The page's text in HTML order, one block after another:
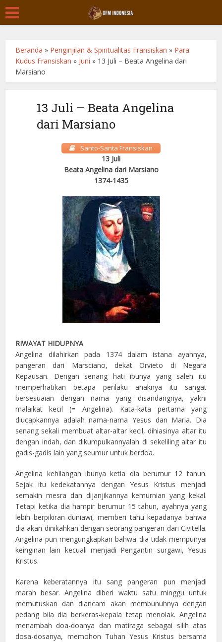
Beranda » Penginjilan & Spiritualitas Fransiskan » Para
Kudus Fransiskan » Juni » 13 Juli – Beata Angelina dari
Marsiano
13 Juli – Beata Angelina
dari Marsiano
Santo-Santa Fransiskan
13 Juli
Beata Angelina dari Marsiano
1374-1435
RIWAYAT HIDUPNYA
Angelina dilahirkan pada 1374 dalam istana ayahnya,
pangeran dari Marsciano, dekat Orvieto di Negara
Kepausan. Dengan senang hati ibunya yang saleh itu
memperhatikan betapa perilaku anaknya itu sangat
bersesuaian dengan nama yang disandangnya, yakni
malaikat kecil (= Angelina). Kata-kata pertama yang
diucapkannya adalah nama-nama Yesus dan Maria. Dia
senang sekali membuat altar-altar kecil, dihiasinya altar itu
dengan indah, dan dikumpulkannyalah di sekeliling altar itu
gadis-gadis lain yang seumur untuk berdoa.
Angelina kehilangan ibunya ketia dia berumur 12 tahun.
Sejak itu kedekatannya dengan Yesus Kristus menjadi
semakin mesra dan dijanjikannya kemurnian yang kekal.
Tetapi ketika dia hampir berumur 15 tahun, ayahnya yang
lebih berpikiran duniawi, memberi tahu kepadanya bahwa
dia akan dinikahkan dengan seorang pangeran dari Civitella.
Angelina pun mengungkapkan bahwa dia tidak mempunyai
keinginan lain kecuali menjadi Pengantin surgawi, Yesus
Kristus.
Karena keberatannya itu sang pangeran pun menjadi
marah besar. Angelina diberi waktu satu minggu untuk
memutuskan dan diancam akan membunuhnya dengan
pedang bila dia berkeras-kepala tetap menolak. Angelina
menambah doa-doanya dan matiraga sebagai silih atas
dosa-dosanya, memohon Tuhan Yesus Kristus bersama